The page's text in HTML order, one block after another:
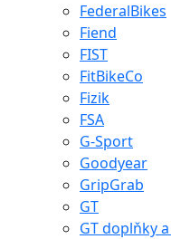
FederalBikes
Fiend
FIST
FitBikeCo
Fizik
FSA
G-Sport
Goodyear
GripGrab
GT
GT doplňky